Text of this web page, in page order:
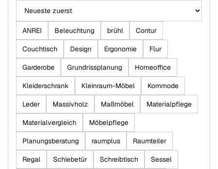
Beiträge sortieren
ANREI Beleuchtung brühl Contur
Couchtisch Design Ergonomie Flur
Garderobe Grundrissplanung Homeoffice
Kleiderschrank Kleinraum-Möbel Kommode
Leder Massivholz Maßmöbel Materialpflege
Materialvergleich Möbelpflege
Planungsberatung raumplus Raumteiler
Regal Schiebetür Schreibtisch Sessel